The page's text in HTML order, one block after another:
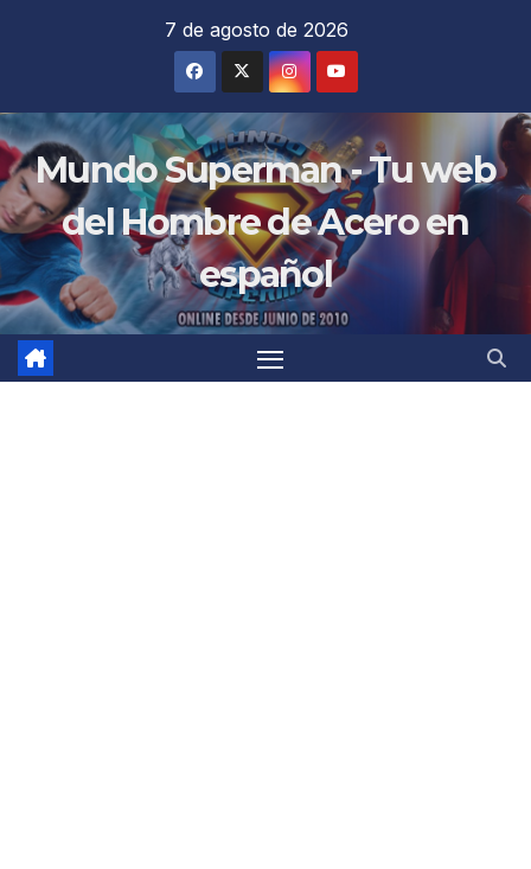
7 de agosto de 2026
Mundo Superman - Tu web
del Hombre de Acero en
español